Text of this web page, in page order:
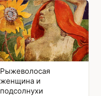
Рыжеволосая
женщина и
подсолнухи